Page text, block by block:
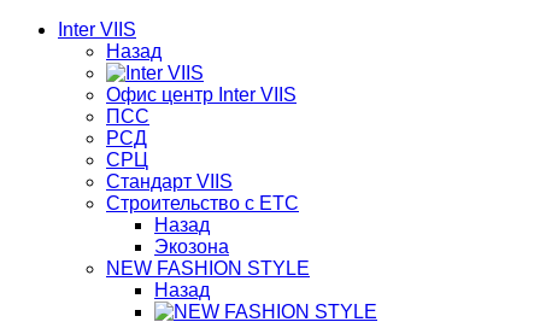
Inter VIIS
Назад
Офис центр Inter VIIS
ПСС
РСД
СРЦ
Стандарт VIIS
Строительство с ЕТС
Назад
Экозона
NEW FASHION STYLE
Назад